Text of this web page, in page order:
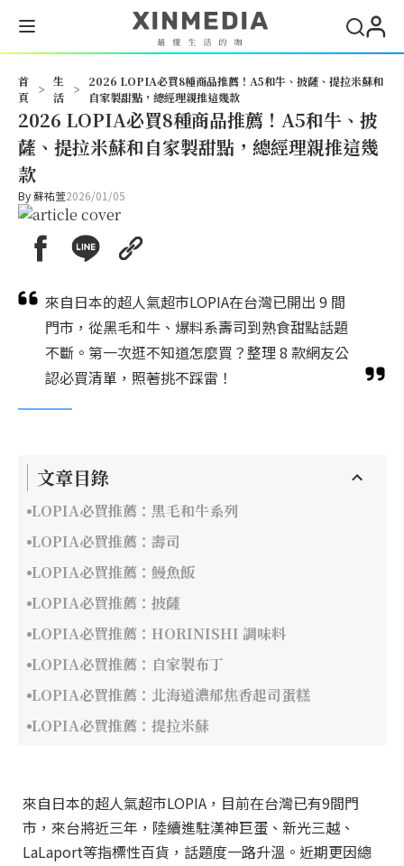
首
頁
>
生
活
>
2026 LOPIA必買8種商品推薦！A5和牛、披薩、提拉米蘇和
自家製甜點，總經理親推這幾款
2026 LOPIA必買8種商品推薦！A5和牛、披
薩、提拉米蘇和自家製甜點，總經理親推這幾
款
By蘇祐萱2026/01/05
來自日本的超人氣超市LOPIA在台灣已開出 9 間
門市，從黑毛和牛、爆料系壽司到熟食甜點話題
不斷。第一次逛不知道怎麼買？整理 8 款網友公
認必買清單，照著挑不踩雷！
文章目錄
LOPIA必買推薦：黑毛和牛系列
LOPIA必買推薦：壽司
LOPIA必買推薦：鰻魚飯
LOPIA必買推薦：披薩
LOPIA必買推薦：HORINISHI 調味料
LOPIA必買推薦：自家製布丁
LOPIA必買推薦：北海道濃郁焦香起司蛋糕
LOPIA必買推薦：提拉米蘇
來自日本的超人氣超市LOPIA，目前在台灣已有9間門
市，來台將近三年，陸續進駐漢神巨蛋、新光三越、
LaLaport等指標性百貨，話題度一路升溫。近期更因總